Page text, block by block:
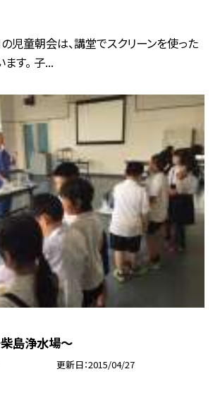
児童朝会は、講堂でスクリーンを使った
す。 子...
島浄水場〜
更新日 2015/04/27